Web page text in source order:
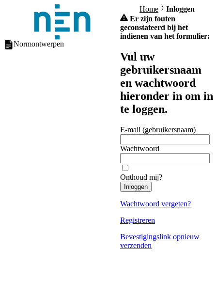
Normontwerpen
Home
Inloggen
Er zijn fouten
geconstateerd bij het
indienen van het formulier:
Vul uw
gebruikersnaam
en wachtwoord
hieronder in om in
te loggen.
E-mail (gebruikersnaam)
Wachtwoord
Onthoud mij?
Inloggen
Wachtwoord vergeten?
Registreren
Bevestigingslink opnieuw
verzenden